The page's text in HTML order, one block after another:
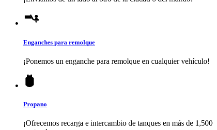
Enganches para remolque
¡Ponemos un enganche para remolque en cualquier vehículo!
Propano
¡Ofrecemos recarga e intercambio de tanques en más de 1,500